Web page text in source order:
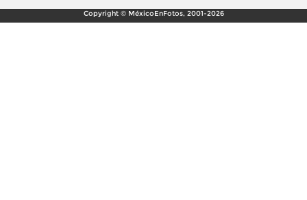
Copyright © MéxicoEnFotos, 2001-2026